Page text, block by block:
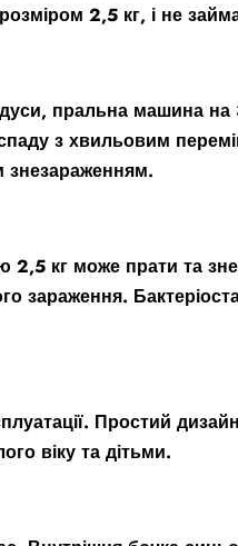
2,5 кг, і не
пральна машина на
з хвильовим
знезараженням.
2,5 кг може прати та
зараження.
Простий
віку та дітьми.